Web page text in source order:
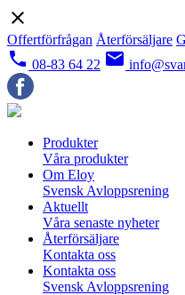
close
Offertförfrågan Återförsäljare
local_phone 08-83 64 22 email
Produkter
Våra produkter
Om Eloy
Svensk Avloppsrening
Aktuellt
Våra senaste nyheter
Återförsäljare
Kontakta oss
Kontakta oss
Svensk Avloppsrening